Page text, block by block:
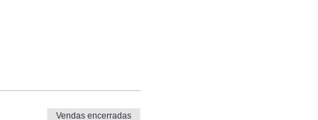
Vendas encerradas